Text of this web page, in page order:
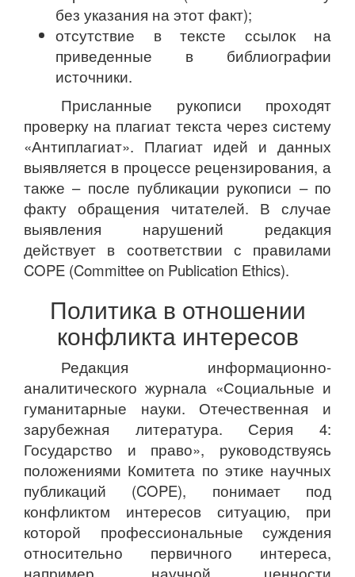
без указания на этот факт);
отсутствие в тексте ссылок на
приведенные в библиографии
источники.
Присланные рукописи проходят
проверку на плагиат текста через систему
«Антиплагиат». Плагиат идей и данных
выявляется в процессе рецензирования, а
также – после публикации рукописи – по
факту обращения читателей. В случае
выявления нарушений редакция
действует в соответствии с правилами
COPE (Committee on Publication Ethics).
Политика в отношении
конфликта интересов
Редакция информационно-
аналитического журнала «Социальные и
гуманитарные науки. Отечественная и
зарубежная литература. Серия 4:
Государство и право», руководствуясь
положениями Комитета по этике научных
публикаций (COPE), понимает под
конфликтом интересов ситуацию, при
которой профессиональные суждения
относительно первичного интереса,